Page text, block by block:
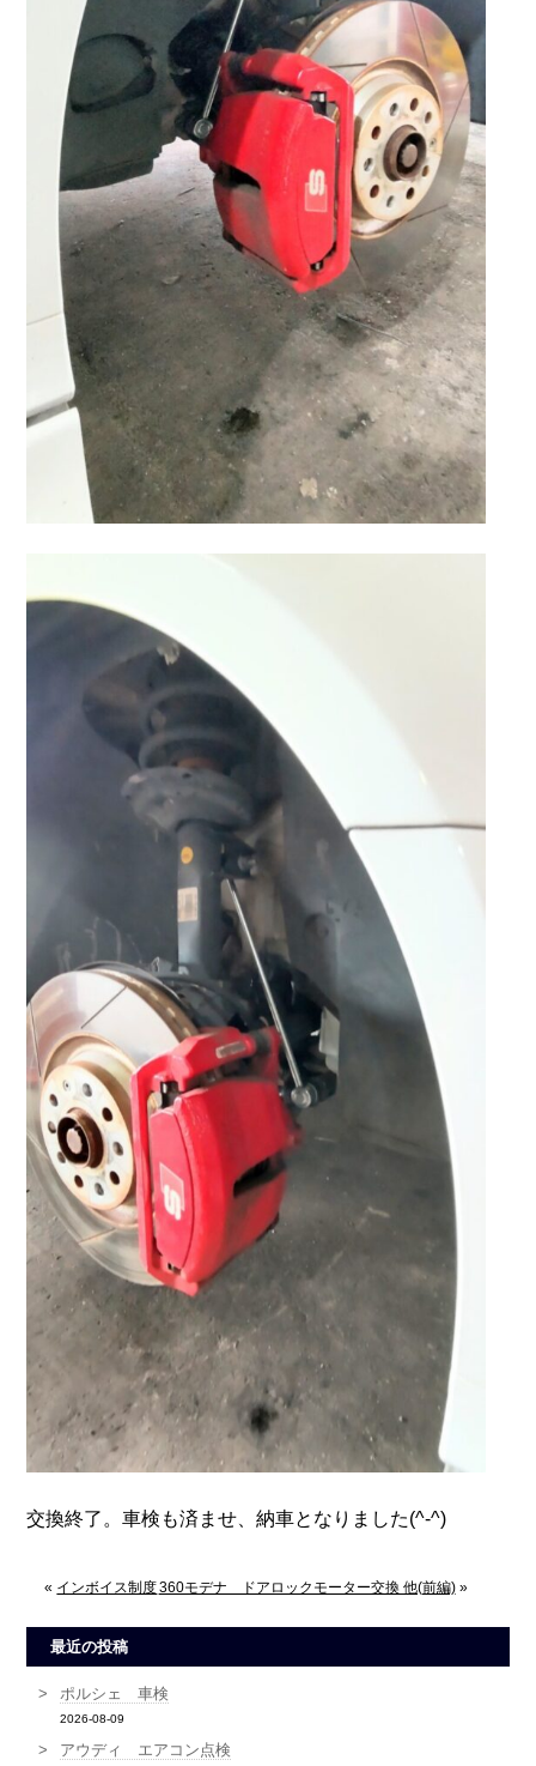
交換終了。車検も済ませ、納車となりました(^-^)
« インボイス制度360モデナ ドアロックモーター交換 他(前編)»
最近の投稿
ポルシェ 車検
2026-08-09
アウディ エアコン点検